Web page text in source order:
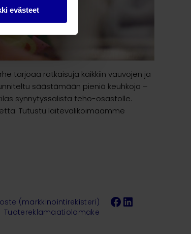
evästeet
tarjoaa ratkaisuja kaikkiin vauvojen ja
säästämään pieniä keuhkoja –
synnytyssalista teho-osastolle.
Tutustu laitevalikoimaamme
Facebook
LinkedIn
(markkinointirekisteri)
Tuotereklamaatiolomake